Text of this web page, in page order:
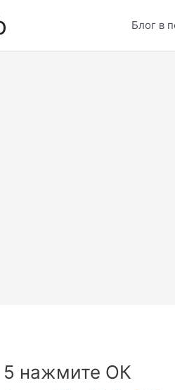
Блог в
5 нажмите ОК